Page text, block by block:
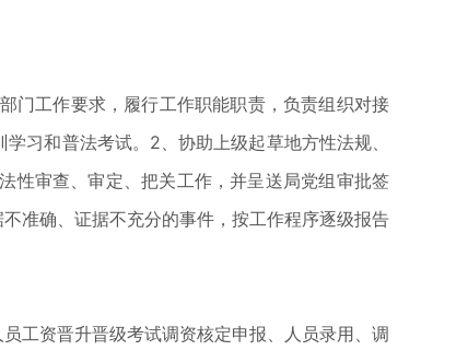
工作要求，履行工作职能职责，负责组织对接
习和普法考试。2、协助上级起草地方性法规、
性审查、审定、把关工作，并呈送局党组审批签
准确、证据不充分的事件，按工作程序逐级报告
工资晋升晋级考试调资核定申报、人员录用、调